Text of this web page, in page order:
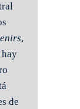
,
hay
de